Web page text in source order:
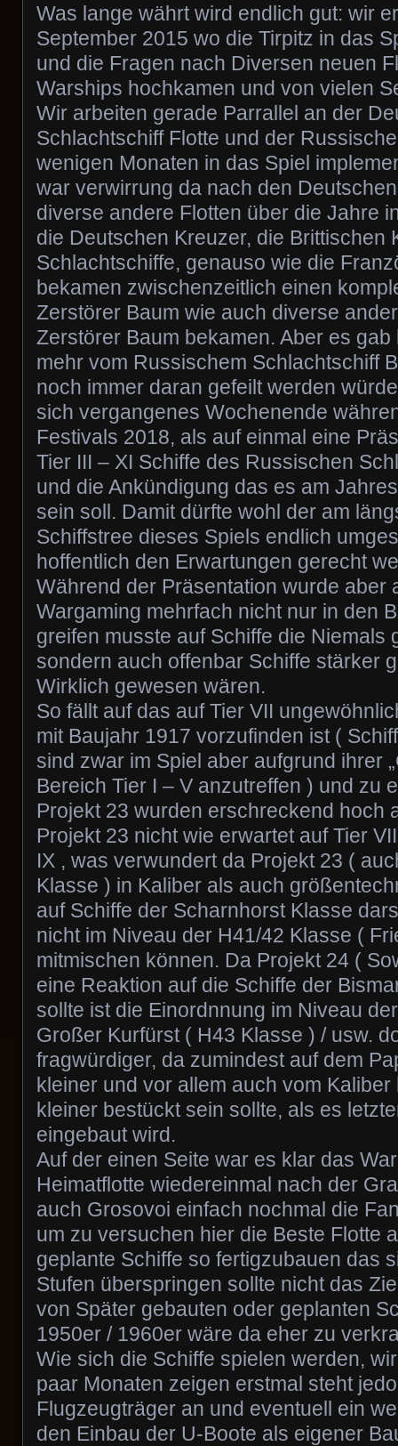
Was lange währt wird endlich gut: wir
September 2015 wo die Tirpitz in das
und die Fragen nach Diversen neuen
Warships hochkamen und von vielen
Wir arbeiten gerade Parrallel an der
Schlachtschiff Flotte und der
wenigen Monaten in das Spiel
war verwirrung da nach den
diverse andere Flotten über die Jahre
die Deutschen Kreuzer, die Brittischen
Schlachtschiffe, genauso wie die
bekamen zwischenzeitlich einen
Zerstörer Baum wie auch diverse
Zerstörer Baum bekamen. Aber es
mehr vom Russischem Schlachtschiff
noch immer daran gefeilt werden
sich vergangenes Wochenende
Festivals 2018, als auf einmal eine
Tier III – XI Schiffe des Russischen
und die Ankündigung das es am
sein soll. Damit dürfte wohl der am
Schiffstree dieses Spiels endlich
hoffentlich den Erwartungen gerecht
Während der Präsentation wurde aber
Wargaming mehrfach nicht nur in den
greifen musste auf Schiffe die Niemals
sondern auch offenbar Schiffe stärker
Wirklich gewesen wären.
So fällt auf das auf Tier VII
mit Baujahr 1917 vorzufinden ist (
sind zwar im Spiel aber aufgrund ihrer
Bereich Tier I – V anzutreffen ) und zu
Projekt 23 wurden erschreckend hoch
Projekt 23 nicht wie erwartet auf Tier
IX , was verwundert da Projekt 23 (
Klasse ) in Kaliber als auch
auf Schiffe der Scharnhorst Klasse
nicht im Niveau der H41/42 Klasse (
mitmischen können. Da Projekt 24 (
eine Reaktion auf die Schiffe der
sollte ist die Einordnnung im Niveau
Großer Kurfürst ( H43 Klasse ) / usw.
fragwürdiger, da zumindest auf dem
kleiner und vor allem auch vom Kaliber
kleiner bestückt sein sollte, als es
eingebaut wird.
Auf der einen Seite war es klar das
Heimatflotte wiedereinmal nach der
auch Grosovoi einfach nochmal die
um zu versuchen hier die Beste Flotte
geplante Schiffe so fertigzubauen das
Stufen überspringen sollte nicht das
von Später gebauten oder geplanten
1950er / 1960er wäre da eher zu
Wie sich die Schiffe spielen werden,
paar Monaten zeigen erstmal steht
Flugzeugträger an und eventuell ein
den Einbau der U-Boote als eigener